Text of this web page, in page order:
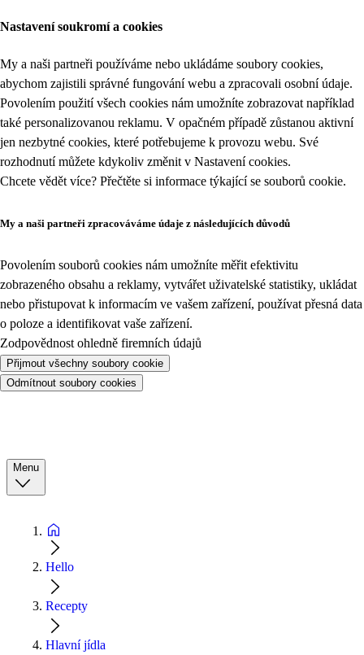
Nastavení soukromí a cookies
My a naši partneři používáme nebo ukládáme soubory cookies,
abychom zajistili správné fungování webu a zpracovali osobní údaje.
Povolením použití všech cookies nám umožníte zobrazovat například
také personalizovanou reklamu. V opačném případě zůstanou aktivní
jen nezbytné cookies, které potřebujeme k provozu webu. Své
rozhodnutí můžete kdykoliv změnit v Nastavení cookies.
Chcete vědět více? Přečtěte si informace týkající se souborů cookie.
My a naši partneři zpracováváme údaje z následujících důvodů
Povolením souborů cookies nám umožníte měřit efektivitu
zobrazeného obsahu a reklamy, vytvářet uživatelské statistiky, ukládat
nebo přistupovat k informacím ve vašem zařízení, používat přesná data
o poloze a identifikovat vaše zařízení.
Zodpovědnost ohledně firemních údajů
Přijmout všechny soubory cookie
Odmítnout soubory cookies
Menu
Hello
Recepty
Hlavní jídla